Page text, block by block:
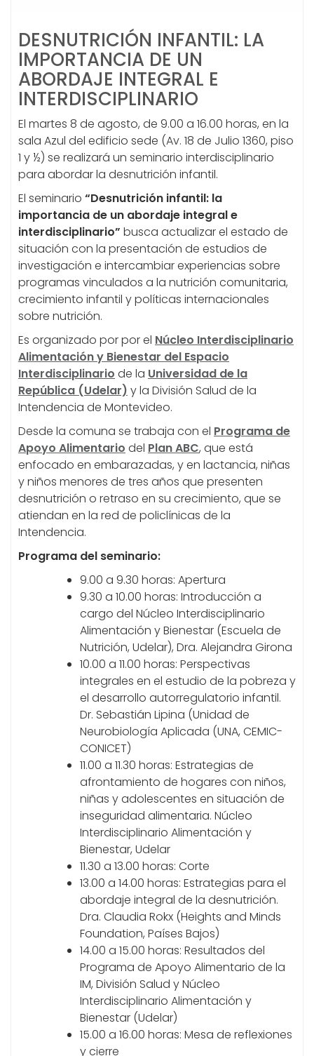
DESNUTRICIÓN INFANTIL: LA
IMPORTANCIA DE UN
ABORDAJE INTEGRAL E
INTERDISCIPLINARIO
El martes 8 de agosto, de 9.00 a 16.00 horas, en la
sala Azul del edificio sede (Av. 18 de Julio 1360, piso
1 y ½) se realizará un seminario interdisciplinario
para abordar la desnutrición infantil.
El seminario “Desnutrición infantil: la
importancia de un abordaje integral e
interdisciplinario” busca actualizar el estado de
situación con la presentación de estudios de
investigación e intercambiar experiencias sobre
programas vinculados a la nutrición comunitaria,
crecimiento infantil y políticas internacionales
sobre nutrición.
Es organizado por por el Núcleo Interdisciplinario
Alimentación y Bienestar del Espacio
Interdisciplinario de la Universidad de la
República (Udelar) y la División Salud de la
Intendencia de Montevideo.
Desde la comuna se trabaja con el Programa de
Apoyo Alimentario del Plan ABC, que está
enfocado en embarazadas, y en lactancia, niñas
y niños menores de tres años que presenten
desnutrición o retraso en su crecimiento, que se
atiendan en la red de policlínicas de la
Intendencia.
Programa del seminario:
9.00 a 9.30 horas: Apertura
9.30 a 10.00 horas: Introducción a
cargo del Núcleo Interdisciplinario
Alimentación y Bienestar (Escuela de
Nutrición, Udelar), Dra. Alejandra Girona
10.00 a 11.00 horas: Perspectivas
integrales en el estudio de la pobreza y
el desarrollo autorregulatorio infantil.
Dr. Sebastián Lipina (Unidad de
Neurobiología Aplicada (UNA, CEMIC-
CONICET)
11.00 a 11.30 horas: Estrategias de
afrontamiento de hogares con niños,
niñas y adolescentes en situación de
inseguridad alimentaria. Núcleo
Interdisciplinario Alimentación y
Bienestar, Udelar
11.30 a 13.00 horas: Corte
13.00 a 14.00 horas: Estrategias para el
abordaje integral de la desnutrición.
Dra. Claudia Rokx (Heights and Minds
Foundation, Países Bajos)
14.00 a 15.00 horas: Resultados del
Programa de Apoyo Alimentario de la
IM, División Salud y Núcleo
Interdisciplinario Alimentación y
Bienestar (Udelar)
15.00 a 16.00 horas: Mesa de reflexiones
y cierre